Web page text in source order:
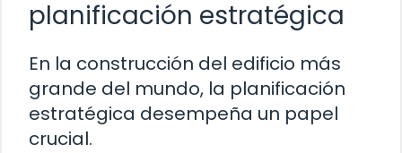
planificación estratégica
En la construcción del edificio más
grande del mundo, la planificación
estratégica desempeña un papel
crucial.